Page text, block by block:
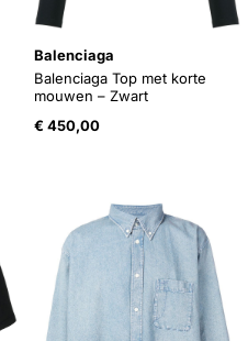
Balenciaga
Balenciaga Top met korte
mouwen – Zwart
€ 450,00